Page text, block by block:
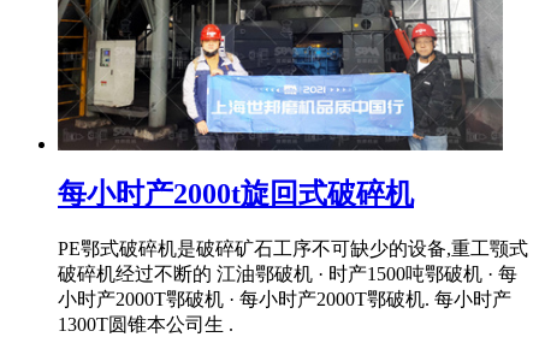
每小时产2000t旋回式破碎机
PE鄂式破碎机是破碎矿石工序不可缺少的设备,重工颚式
破碎机经过不断的 江油鄂破机 · 时产1500吨鄂破机 · 每
小时产2000T鄂破机 · 每小时产2000T鄂破机. 每小时产
1300T圆锥本公司生 .